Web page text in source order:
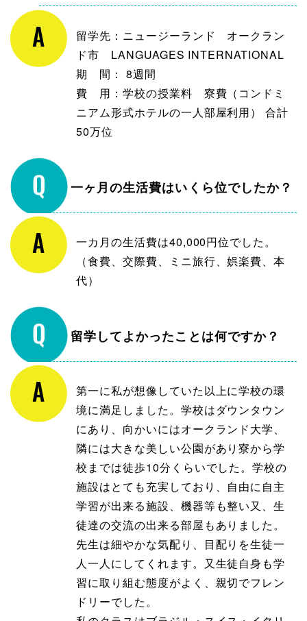
留学先：ニュージーランド オークラン
ド市 LANGUAGES INTERNATIONAL
期 間： 8週間
費 用：学校の授業料 寮費（コンドミ
ニアム形式ホテルの一人部屋利用） 合計
50万位
一ヶ月の生活費はいくら位でしたか？
一カ月の生活費は40,000円位でした。
（食費、交際費、ミニ旅行、娯楽費、本
代）
留学してよかったことは何ですか？
第一に私が想像していた以上に学校の環
境に満足しました。学校はダウンタウン
にあり、向かいにはオークランド大学、
隣には大きな美しい公園があり寮から学
校までは徒歩10分くらいでした。学校の
施設はとても充実しており、自由に自主
学習が出来る施設、機器等も整い又、生
徒達の交流の出来る部屋もありました。
先生は細やかな気配り、目配りを生徒一
人一人にしてくれます。又生徒自身も学
習に取り組む態度がよく、親切でフレン
ドリーでした。